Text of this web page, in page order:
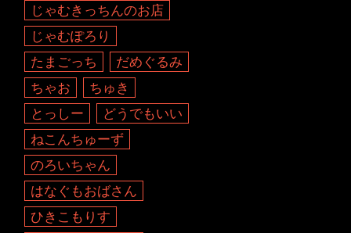
じゃむきっちんのお店
じゃむぽろり
たまごっち
だめぐるみ
ちゃお
ちゅき
とっしー
どうでもいい
ねこんちゅーず
のろいちゃん
はなぐもおばさん
ひきこもりす